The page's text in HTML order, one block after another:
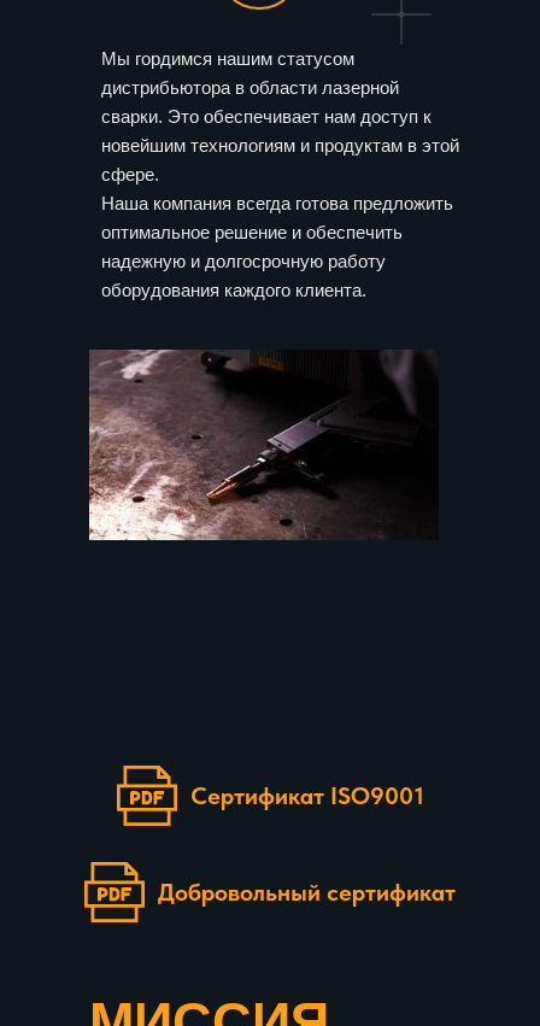
Мы гордимся нашим статусом
дистрибьютора в области лазерной
сварки. Это обеспечивает нам доступ к
новейшим технологиям и продуктам в этой
сфере.
Наша компания всегда готова предложить
оптимальное решение и обеспечить
надежную и долгосрочную работу
оборудования каждого клиента.
Сертификат ISO9001
Добровольный сертификат